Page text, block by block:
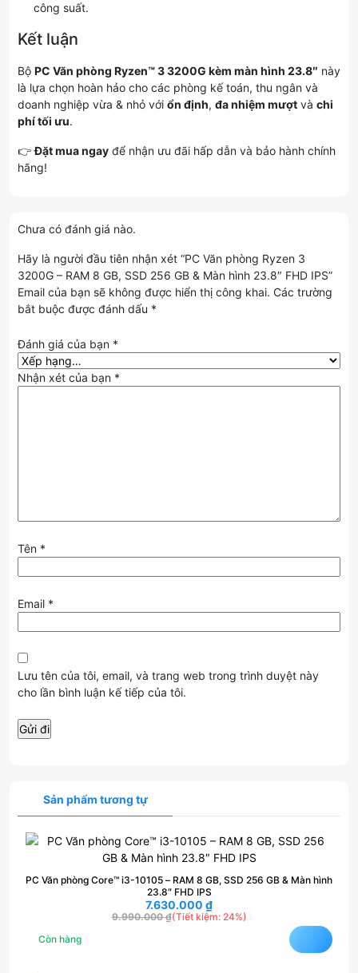
công suất.
Kết luận
Bộ PC Văn phòng Ryzen™ 3 3200G kèm màn hình 23.8″ này
là lựa chọn hoàn hảo cho các phòng kế toán, thu ngân và
doanh nghiệp vừa & nhỏ với ổn định, đa nhiệm mượt và chi
phí tối ưu.
👉Đặt mua ngay để nhận ưu đãi hấp dẫn và bảo hành chính
hãng!
Chưa có đánh giá nào.
Hãy là người đầu tiên nhận xét “PC Văn phòng Ryzen 3
3200G – RAM 8 GB, SSD 256 GB & Màn hình 23.8″ FHD IPS”
Email của bạn sẽ không được hiển thị công khai. Các trường
bắt buộc được đánh dấu *
Đánh giá của bạn *
Nhận xét của bạn *
Tên *
Email *
Lưu tên của tôi, email, và trang web trong trình duyệt này
cho lần bình luận kế tiếp của tôi.
Sản phẩm tương tự
PC Văn phòng Core™ i3-10105 – RAM 8 GB, SSD 256 GB & Màn hình
23.8″ FHD IPS
(Tiết kiệm: 24%)
9.990.000₫
7.630.000 ₫
Còn hàng